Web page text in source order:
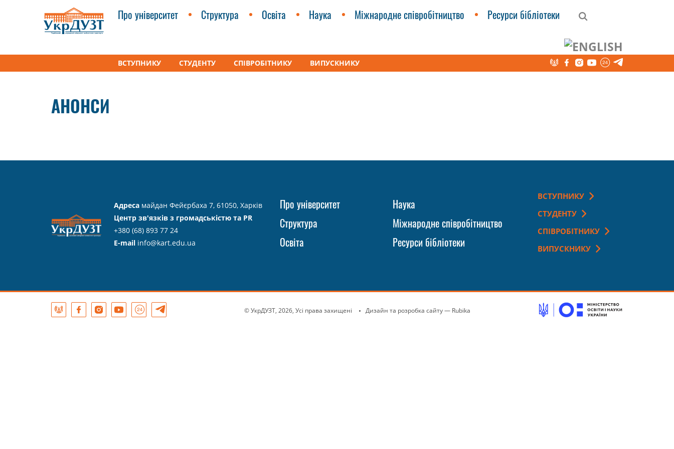
Про університет Структура Освіта Наука Міжнародне співробітництво Ресурси бібліотеки
ВСТУПНИКУ СТУДЕНТУ СПІВРОБІТНИКУ ВИПУСКНИКУ
Міжнародне співробітництво Два дипломи PUT м. Познань, Польща Анонси
АНОНСИ
Адреса майдан Фейєрбаха 7, 61050, Харків
Центр зв'язків з громадськістю та PR
+380 (68) 893 77 24
E-mail info@kart.edu.ua
Про університет
Структура
Освіта
Наука
Міжнародне співробітництво
Ресурси бібліотеки
ВСТУПНИКУ
СТУДЕНТУ
СПІВРОБІТНИКУ
ВИПУСКНИКУ
© УкрДУЗТ, 2026, Усі права захищені Дизайн та розробка сайту— Rubika